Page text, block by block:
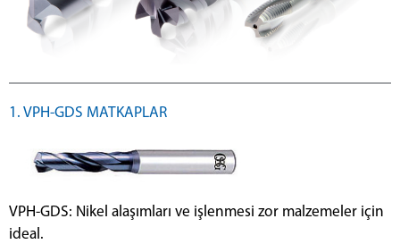
1. VPH-GDS MATKAPLAR
VPH-GDS: Nikel alaşımları ve işlenmesi zor malzemeler için
ideal.